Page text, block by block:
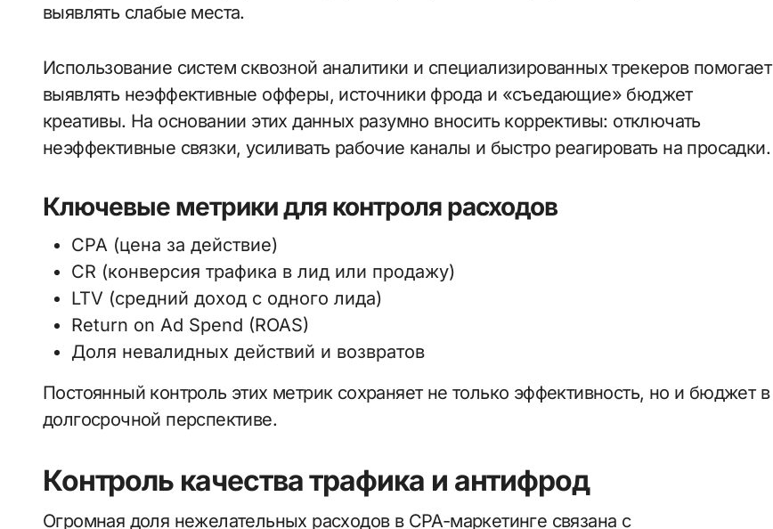
выявлять слабые места.
Использование систем сквозной аналитики и специализированных трекеров помогает
выявлять неэффективные офферы, источники фрода и «съедающие» бюджет
креативы. На основании этих данных разумно вносить коррективы: отключать
неэффективные связки, усиливать рабочие каналы и быстро реагировать на просадки.
Ключевые метрики для контроля расходов
CPA (цена за действие)
CR (конверсия трафика в лид или продажу)
LTV (средний доход с одного лида)
Return on Ad Spend (ROAS)
Доля невалидных действий и возвратов
Постоянный контроль этих метрик сохраняет не только эффективность, но и бюджет в
долгосрочной перспективе.
Контроль качества трафика и антифрод
Огромная доля нежелательных расходов в CPA-маркетинге связана с